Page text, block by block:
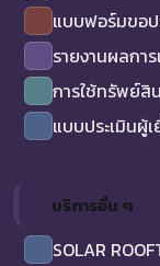
แบบฟอร์มขอป
รายงานผลกา
การใช้ทรัพย์สิ
แบบประเมินผู้
บริการอื่น ๆ
SOLAR